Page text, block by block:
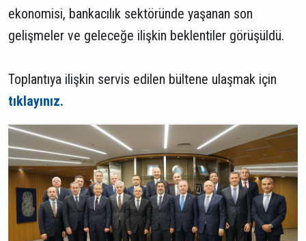
ekonomisi, bankacılık sektöründe yaşanan son
gelişmeler ve geleceğe ilişkin beklentiler görüşüldü.
Toplantıya ilişkin servis edilen bültene ulaşmak için
tıklayınız.